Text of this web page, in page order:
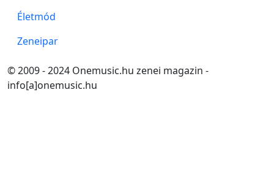
Életmód
Zeneipar
© 2009 - 2024 Onemusic.hu zenei magazin -
info[a]onemusic.hu